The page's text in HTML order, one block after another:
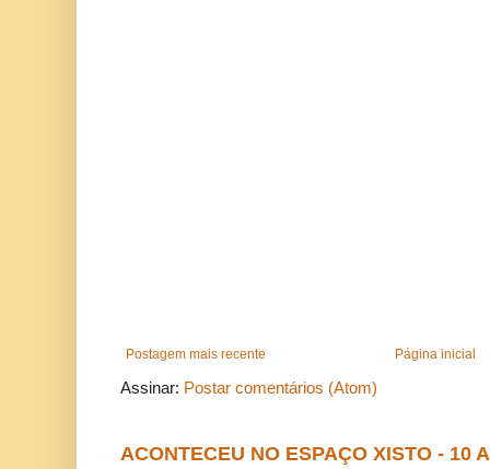
Postagem mais recente Página inicial
Assinar: Postar comentários (Atom)
ACONTECEU NO ESPAÇO XISTO - 10